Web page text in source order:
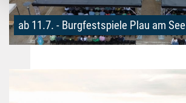
ab 11.7. - Burgfestspiele Plau am See